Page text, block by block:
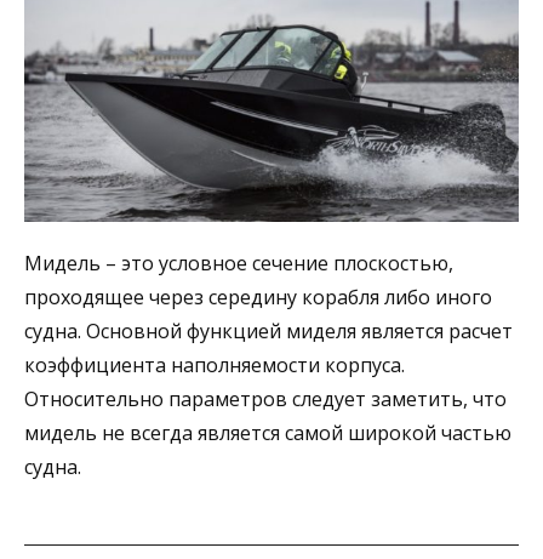
Мидель – это условное сечение плоскостью,
проходящее через середину корабля либо иного
судна. Основной функцией миделя является расчет
коэффициента наполняемости корпуса.
Относительно параметров следует заметить, что
мидель не всегда является самой широкой частью
судна.